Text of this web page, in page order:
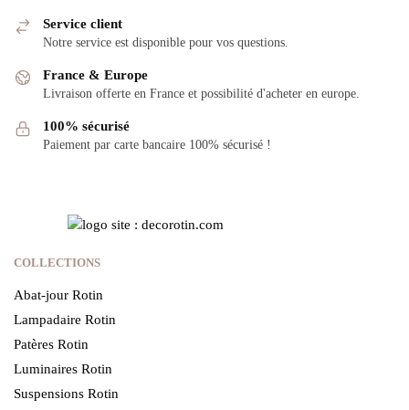
Service client
Notre service est disponible pour vos questions.
France & Europe
Livraison offerte en France et possibilité d'acheter en europe.
100% sécurisé
Paiement par carte bancaire 100% sécurisé !
COLLECTIONS
Abat-jour Rotin
Lampadaire Rotin
Patères Rotin
Luminaires Rotin
Suspensions Rotin